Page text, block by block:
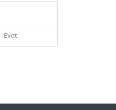
Evet